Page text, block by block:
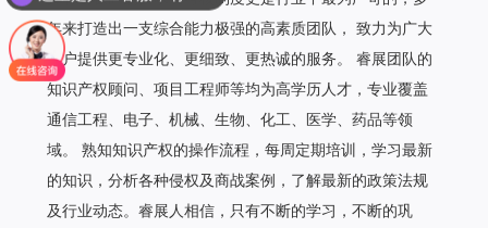
年来打造出一支综合能力极强的高素质团队， 致力为广大
客户提供更专业化、更细致、更热诚的服务。 睿展团队的
知识产权顾问、项目工程师等均为高学历人才，专业覆盖
通信工程、电子、机械、生物、化工、医学、药品等领
域。 熟知知识产权的操作流程，每周定期培训，学习最新
的知识，分析各种侵权及商战案例，了解最新的政策法规
及行业动态。睿展人相信，只有不断的学习，不断的巩